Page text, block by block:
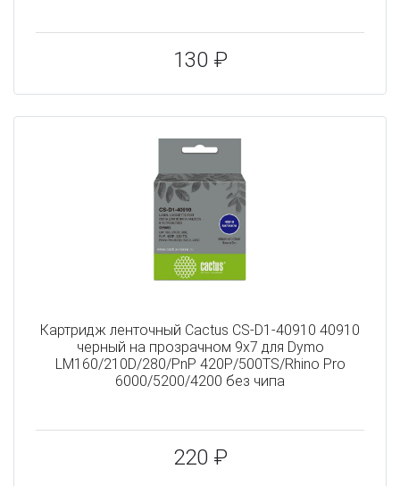
130 ₽
Картридж ленточный Cactus CS-D1-40910 40910
черный на прозрачном 9x7 для Dymo
LM160/210D/280/PnP 420P/500TS/Rhino Pro
6000/5200/4200 без чипа
220 ₽